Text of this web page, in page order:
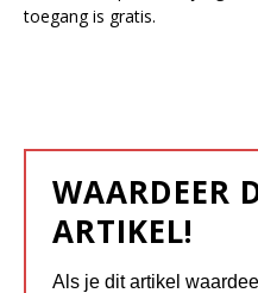
toegang is gratis.
WAARDEER
ARTIKEL!
Als je dit artikel